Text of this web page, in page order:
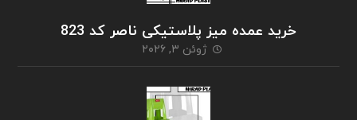
خرید عمده میز پلاستیکی ناصر کد 823
ژوئن ۳, ۲۰۲۶